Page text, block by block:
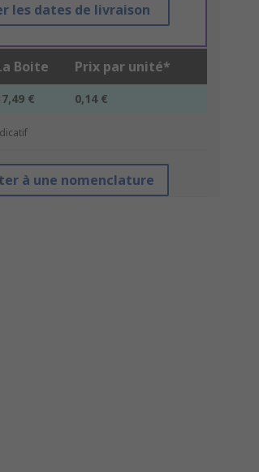
les dates de livraison
Boite Prix par unité*
€ 0,14 €
à une nomenclature